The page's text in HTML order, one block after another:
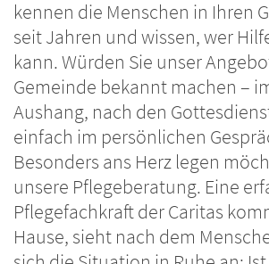
kennen die Menschen in Ihren
seit Jahren und wissen, wer
kann. Würden Sie unser
Gemeinde bekannt machen –
Aushang, nach den
einfach im persönlichen
Besonders ans Herz legen
unsere Pflegeberatung. Eine
Pflegefachkraft der Caritas
Hause, sieht nach dem